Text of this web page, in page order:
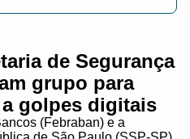
de Segurança
grupo para
golpes digitais
(Febraban) e a